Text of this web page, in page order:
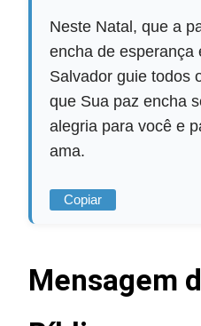
Neste Natal, que a
encha de esperança
Salvador guie todos
que Sua paz encha
alegria para você e
ama.
Copiar
Mensagem